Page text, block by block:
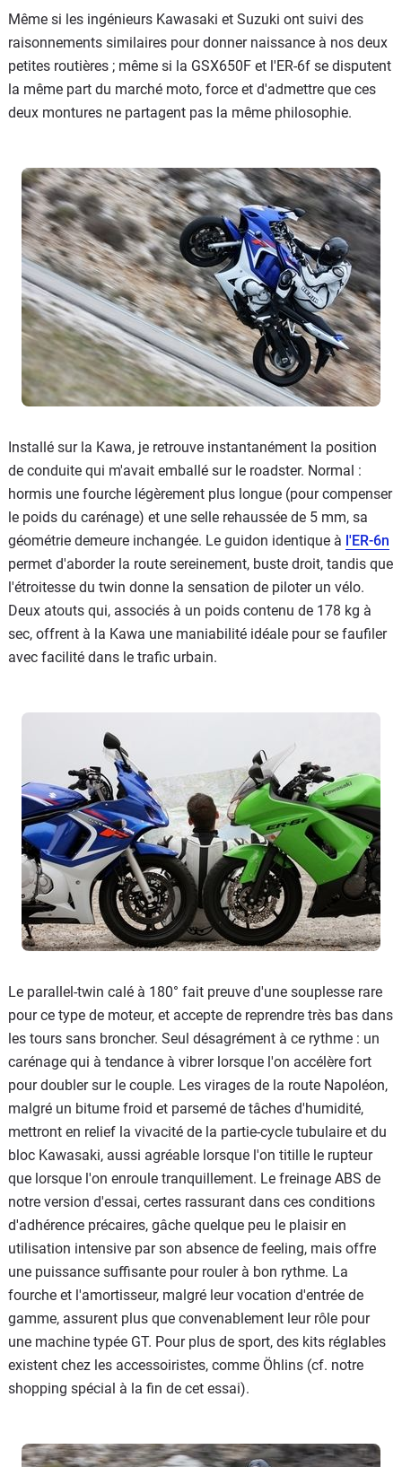
Même si les ingénieurs Kawasaki et Suzuki ont suivi des
raisonnements similaires pour donner naissance à nos deux
petites routières ; même si la GSX650F et l'ER-6f se disputent
la même part du marché moto, force et d'admettre que ces
deux montures ne partagent pas la même philosophie.
Installé sur la Kawa, je retrouve instantanément la position
de conduite qui m'avait emballé sur le roadster. Normal :
hormis une fourche légèrement plus longue (pour compenser
le poids du carénage) et une selle rehaussée de 5 mm, sa
géométrie demeure inchangée. Le guidon identique à l'ER-6n
permet d'aborder la route sereinement, buste droit, tandis que
l'étroitesse du twin donne la sensation de piloter un vélo.
Deux atouts qui, associés à un poids contenu de 178 kg à
sec, offrent à la Kawa une maniabilité idéale pour se faufiler
avec facilité dans le trafic urbain.
Le parallel-twin calé à 180° fait preuve d'une souplesse rare
pour ce type de moteur, et accepte de reprendre très bas dans
les tours sans broncher. Seul désagrément à ce rythme : un
carénage qui à tendance à vibrer lorsque l'on accélère fort
pour doubler sur le couple. Les virages de la route Napoléon,
malgré un bitume froid et parsemé de tâches d'humidité,
mettront en relief la vivacité de la partie-cycle tubulaire et du
bloc Kawasaki, aussi agréable lorsque l'on titille le rupteur
que lorsque l'on enroule tranquillement. Le freinage ABS de
notre version d'essai, certes rassurant dans ces conditions
d'adhérence précaires, gâche quelque peu le plaisir en
utilisation intensive par son absence de feeling, mais offre
une puissance suffisante pour rouler à bon rythme. La
fourche et l'amortisseur, malgré leur vocation d'entrée de
gamme, assurent plus que convenablement leur rôle pour
une machine typée GT. Pour plus de sport, des kits réglables
existent chez les accessoiristes, comme Öhlins (cf. notre
shopping spécial à la fin de cet essai).